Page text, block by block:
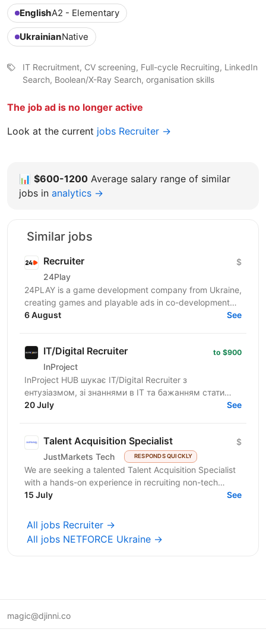
EnglishA2 - Elementary
UkrainianNative
IT Recruitment, CV screening, Full-cycle Recruiting, LinkedIn
Search, Boolean/X-Ray Search, organisation skills
The job ad is no longer active
Look at the current jobs Recruiter →
📊 $600-1200 Average salary range of similar
jobs in analytics →
Similar jobs
Recruiter
24Play
$
24PLAY is a game development company from Ukraine,
creating games and playable ads in co-development
6 August See
IT/Digital Recruiter
InProject
to $900
InProject HUB шукає IT/Digital Recruiter з
ентузіазмом, зі знаннями в IT та бажанням стати
частиною нашої команди. InProject понад 7 років
20 July See
Talent Acquisition Specialist
JustMarkets Tech RESPONDS QUICKLY
$
We are seeking a talented Talent Acquisition Specialist
with a hands-on experience in recruiting non-tech
professionals. As a Talent Acquisition Specialist...
15 July See
All jobs Recruiter →
All jobs NETFORCE Ukraine →
magic@djinni.co